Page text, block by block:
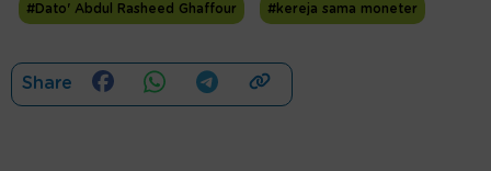
#Dato' Abdul Rasheed Ghaffour #kereja sama moneter
Share